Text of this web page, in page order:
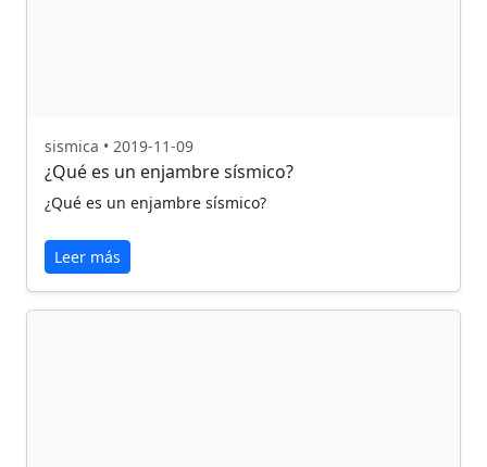
sismica • 2019-11-09
¿Qué es un enjambre sísmico?
¿Qué es un enjambre sísmico?
Leer más